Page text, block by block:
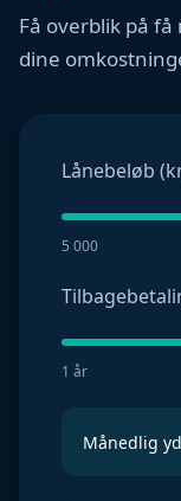
Få overblik på
dine
Lånebeløb
5 000
1 år
Månedlig